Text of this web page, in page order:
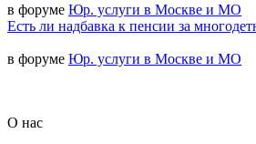
в форуме Юр. услуги в Москве и МО
Есть ли надбавка к пенсии за
в форуме Юр. услуги в Москве и МО
О нас